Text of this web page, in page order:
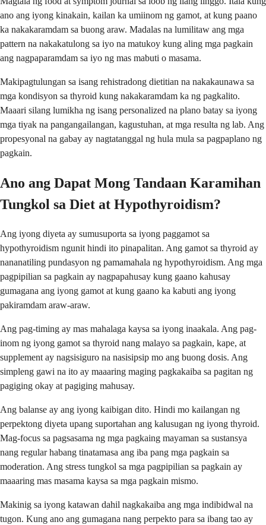
ano ang iyong kinakain, kailan ka umiinom ng gamot, at kung paano
ka nakakaramdam sa buong araw. Madalas na lumilitaw ang mga
pattern na nakakatulong sa iyo na matukoy kung aling mga pagkain
ang nagpaparamdam sa iyo ng mas mabuti o masama.
Makipagtulungan sa isang rehistradong dietitian na nakakaunawa sa
mga kondisyon sa thyroid kung nakakaramdam ka ng pagkalito.
Maaari silang lumikha ng isang personalized na plano batay sa iyong
mga tiyak na pangangailangan, kagustuhan, at mga resulta ng lab. Ang
propesyonal na gabay ay nagtatanggal ng hula mula sa pagpaplano ng
pagkain.
Ano ang Dapat Mong Tandaan Karamihan
Tungkol sa Diet at Hypothyroidism?
Ang iyong diyeta ay sumusuporta sa iyong paggamot sa
hypothyroidism ngunit hindi ito pinapalitan. Ang gamot sa thyroid ay
nananatiling pundasyon ng pamamahala ng hypothyroidism. Ang mga
pagpipilian sa pagkain ay nagpapahusay kung gaano kahusay
gumagana ang iyong gamot at kung gaano ka kabuti ang iyong
pakiramdam araw-araw.
Ang pag-timing ay mas mahalaga kaysa sa iyong inaakala. Ang pag-
inom ng iyong gamot sa thyroid nang malayo sa pagkain, kape, at
supplement ay nagsisiguro na nasisipsip mo ang buong dosis. Ang
simpleng gawi na ito ay maaaring maging pagkakaiba sa pagitan ng
pagiging okay at pagiging mahusay.
Ang balanse ay ang iyong kaibigan dito. Hindi mo kailangan ng
perpektong diyeta upang suportahan ang kalusugan ng iyong thyroid.
Mag-focus sa pagsasama ng mga pagkaing mayaman sa sustansya
nang regular habang tinatamasa ang iba pang mga pagkain sa
moderation. Ang stress tungkol sa mga pagpipilian sa pagkain ay
maaaring mas masama kaysa sa mga pagkain mismo.
Makinig sa iyong katawan dahil nagkakaiba ang mga indibidwal na
tugon. Kung ano ang gumagana nang perpekto para sa ibang tao ay